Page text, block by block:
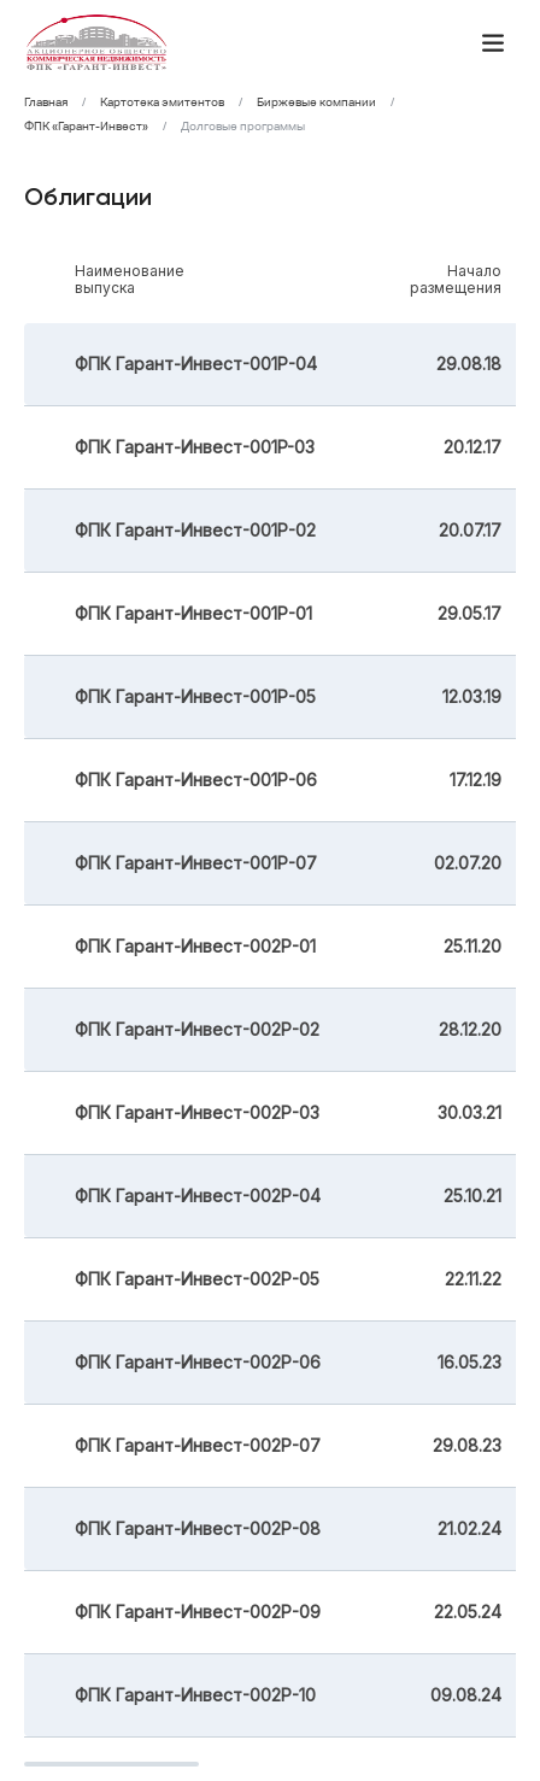
Главная Картотека эмитентов
Биржевые компании
ФПК «Гарант-Инвест»
Долговые программы
Облигации
Наименование
выпуска
Начало
размещения
ФПК Гарант-Инвест-001Р-04 29.08.18
ФПК Гарант-Инвест-001P-03 20.12.17
ФПК Гарант-Инвест-001Р-02 20.07.17
ФПК Гарант-Инвест-001Р-01 29.05.17
ФПК Гарант-Инвест-001Р-05 12.03.19
ФПК Гарант-Инвест-001Р-06 17.12.19
ФПК Гарант-Инвест-001Р-07 02.07.20
ФПК Гарант-Инвест-002Р-01 25.11.20
ФПК Гарант-Инвест-002Р-02 28.12.20
ФПК Гарант-Инвест-002Р-03 30.03.21
ФПК Гарант-Инвест-002Р-04 25.10.21
ФПК Гарант-Инвест-002Р-05 22.11.22
ФПК Гарант-Инвест-002Р-06 16.05.23
ФПК Гарант-Инвест-002Р-07 29.08.23
ФПК Гарант-Инвест-002Р-08 21.02.24
ФПК Гарант-Инвест-002Р-09 22.05.24
ФПК Гарант-Инвест-002Р-10 09.08.24